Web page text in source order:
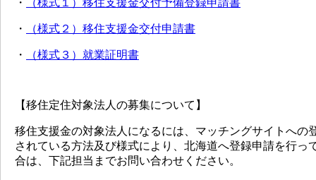
・ （様式１）移住支援金交付予備登録申請書
・ （様式２）移住支援金交付申請書
・ （様式３）就業証明書
【移住定住対象法人の募集について】
移住支援金の対象法人になるには、マッチングサイトへの
されている方法及び様式により、北海道へ登録申請を行
合は、下記担当までお問い合わせください。